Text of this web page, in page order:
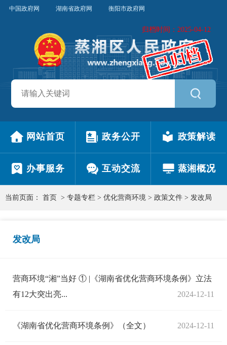
归档时间：2025-04-12
中国政府网 湖南省政府网 衡阳市政府网
网站首页 政务公开 政策解读
办事服务 互动交流 蒸湘概况
当前页面： 首页 > 专题专栏 > 优化营商环境 > 政策文件 > 发改局
发改局
营商环境“湘”当好 ① |《湖南省优化营商环境条例》立法
有12大突出亮...
2024-12-11
《湖南省优化营商环境条例》（全文） 2024-12-11